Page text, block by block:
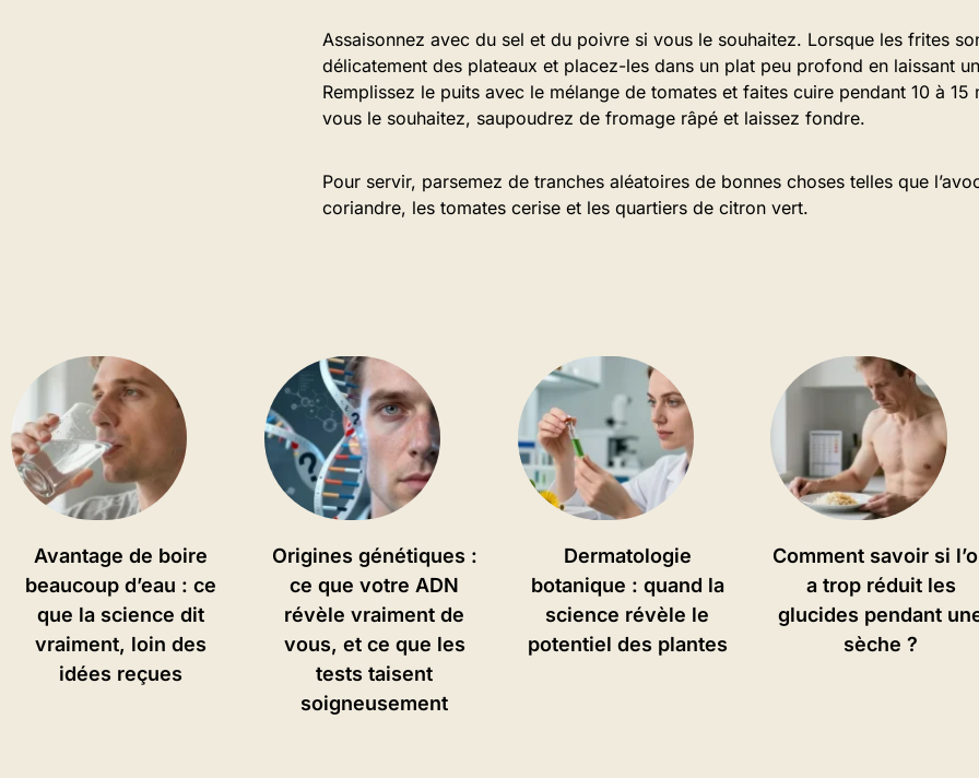
Assaisonnez avec du sel et du poivre si vous le souhaitez. Lorsque les frites
délicatement des plateaux et placez-les dans un plat peu profond en laissant
Remplissez le puits avec le mélange de tomates et faites cuire pendant 10 à 15
vous le souhaitez, saupoudrez de fromage râpé et laissez fondre.
Pour servir, parsemez de tranches aléatoires de bonnes choses telles que
coriandre, les tomates cerise et les quartiers de citron vert.
Avantage de boire
beaucoup d’eau : ce
que la science dit
vraiment, loin des
idées reçues
Origines génétiques :
ce que votre ADN
révèle vraiment de
vous, et ce que les
tests taisent
soigneusement
Dermatologie
botanique : quand la
science révèle le
potentiel des plantes
Comment savoir si
a trop réduit les
glucides pendant
sèche ?